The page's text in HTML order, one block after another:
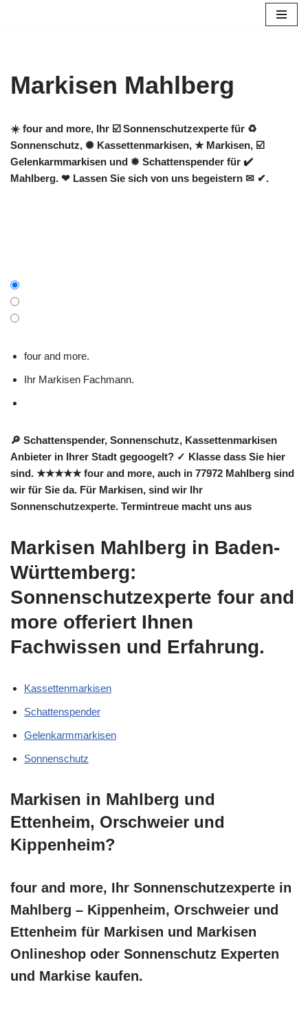
Markisen Mahlberg
☀️ four and more, Ihr ☑️ Sonnenschutzexperte für ♻
Sonnenschutz, ✺ Kassettenmarkisen, ★ Markisen, ☑️
Gelenkarmmarkisen und ✹ Schattenspender für ✔️
Mahlberg. ❤ Lassen Sie sich von uns begeistern ✉ ✔.
four and more.
Ihr Markisen Fachmann.
🔎 Schattenspender, Sonnenschutz, Kassettenmarkisen
Anbieter in Ihrer Stadt gegoogelt? ✓ Klasse dass Sie hier
sind. ★★★★★ four and more, auch in 77972 Mahlberg sind
wir für Sie da. Für Markisen, sind wir Ihr
Sonnenschutzexperte. Termintreue macht uns aus
Markisen Mahlberg in Baden-
Württemberg:
Sonnenschutzexperte four and
more offeriert Ihnen
Fachwissen und Erfahrung.
Kassettenmarkisen
Schattenspender
Gelenkarmmarkisen
Sonnenschutz
Markisen in Mahlberg und
Ettenheim, Orschweier und
Kippenheim?
four and more, Ihr Sonnenschutzexperte in
Mahlberg – Kippenheim, Orschweier und
Ettenheim für Markisen und Markisen
Onlineshop oder Sonnenschutz Experten
und Markise kaufen.